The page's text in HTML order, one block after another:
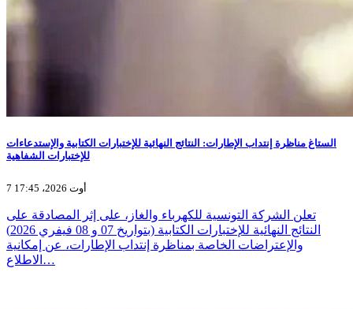
الستاغ مناظرة إنتداب الإطارات: النتائج النهائية للإختبارات الكتابية والإستدعاءات
للإختبارات الشفاهية
7 أوت 2026، 17:45
تعلن الشركة التونسية للكهرباء والغاز، على إثر المصادقة على
النتائج النهائية للإختبارات الكتابية (بتواريخ 07 و 08 فيفري 2026)
والإعتراضات الخاصة بمناظرة إنتداب الإطارات، عن إمكانية
الاطلاع…